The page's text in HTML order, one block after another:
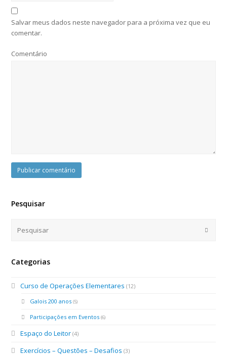
Salvar meus dados neste navegador para a próxima vez que eu
comentar.
Comentário
Pesquisar
Categorias
Curso de Operações Elementares (12)
Galois 200 anos (5)
Participações em Eventos (6)
Espaço do Leitor (4)
Exercícios – Questões – Desafios (3)